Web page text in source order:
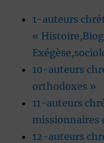
1-auteurs
«
10-auteurs
orthodoxes »
11-auteurs
missionnaires
12-auteurs